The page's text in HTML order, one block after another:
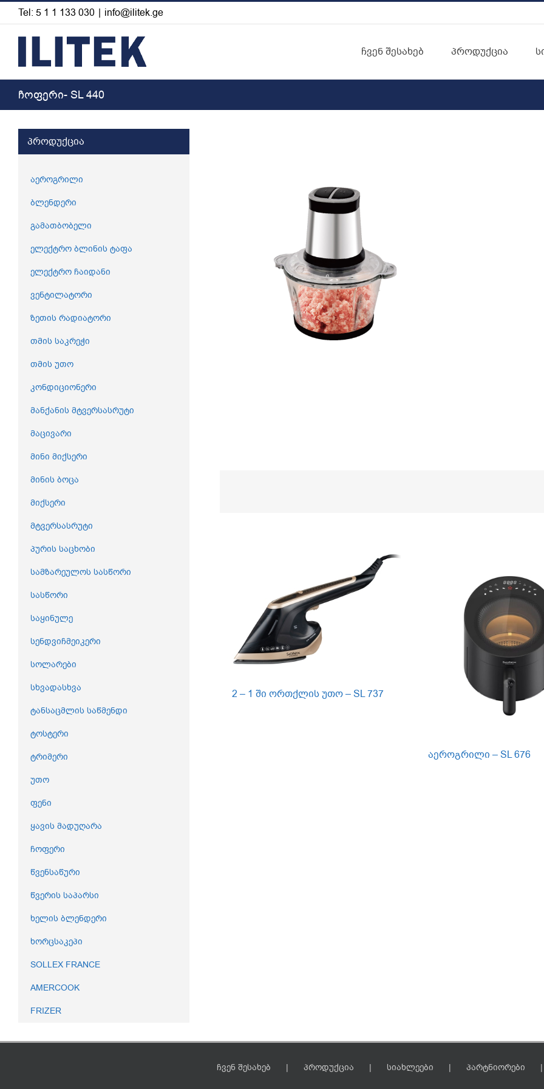
Skip
Tel: 5 1 1 133 030 | info@ilitek.ge
ჩვენ შესახებ პროდუქცია
ჩოფერი- SL 440
2 – 1 ში ორთქლის უთო – SL 737
აეროგრილი – SL 676
პროდუქცია
აეროგრილი
ბლენდერი
გამათბობელი
ელექტრო ბლინის ტაფა
ელექტრო ჩაიდანი
ვენტილატორი
ზეთის რადიატორი
თმის საკრეჭი
თმის უთო
კონდიციონერი
მანქანის მტვერსასრუტი
მაცივარი
მინი მიქსერი
მინის ბოცა
მიქსერი
მტვერსასრუტი
პურის საცხობი
სამზარეულოს სასწორი
სასწორი
საყინულე
სენდვიჩმეიკერი
სოლარები
სხვადასხვა
ტანსაცმლის საწმენდი
ტოსტერი
ტრიმერი
უთო
ფენი
ყავის მადუღარა
ჩოფერი
წვენსაწური
წვერის საპარსი
ხელის ბლენდერი
ხორცსაკეპი
SOLLEX FRANCE
AMERCOOK
FRIZER
ჩვენ შესახებ პროდუქცია სიახლეები პარტნიორები